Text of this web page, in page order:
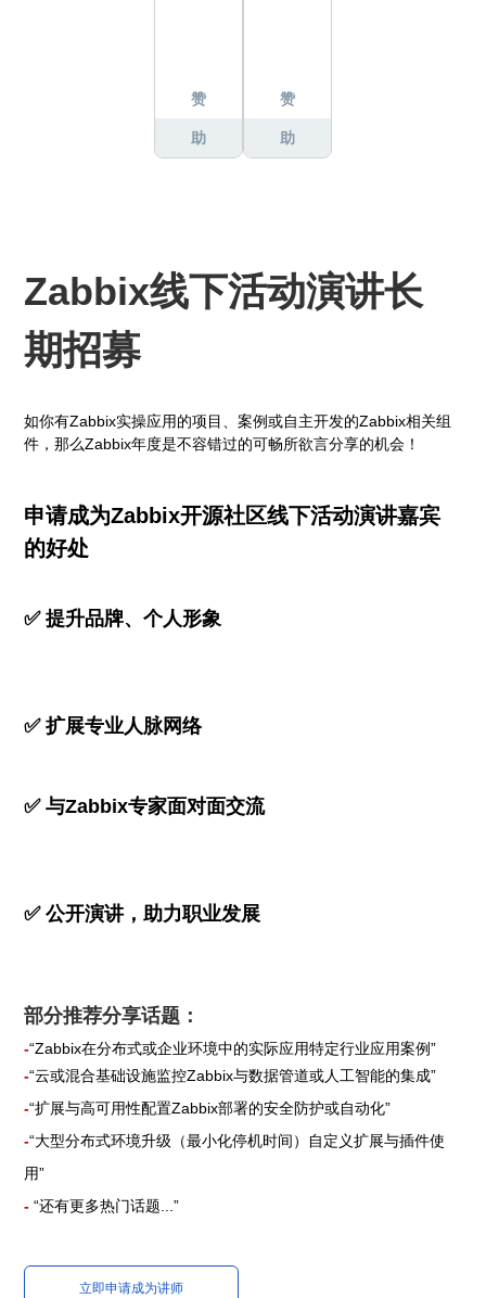
赞
助
赞
助
Zabbix线下活动演讲长
期招募
如你有Zabbix实操应用的项目、案例或自主开发的Zabbix相关组
件，那么Zabbix年度是不容错过的可畅所欲言分享的机会！
申请成为Zabbix开源社区线下活动演讲嘉宾
的好处
✅ 提升品牌、个人形象
✅ 扩展专业人脉网络
✅ 与Zabbix专家面对面交流
✅ 公开演讲，助力职业发展
部分推荐分享话题：
-“Zabbix在分布式或企业环境中的实际应用特定行业应用案例”
-“云或混合基础设施监控Zabbix与数据管道或人工智能的集成”
-“扩展与高可用性配置Zabbix部署的安全防护或自动化”
-“大型分布式环境升级（最小化停机时间）自定义扩展与插件使
用”
- “还有更多热门话题...”
立即申请成为讲师